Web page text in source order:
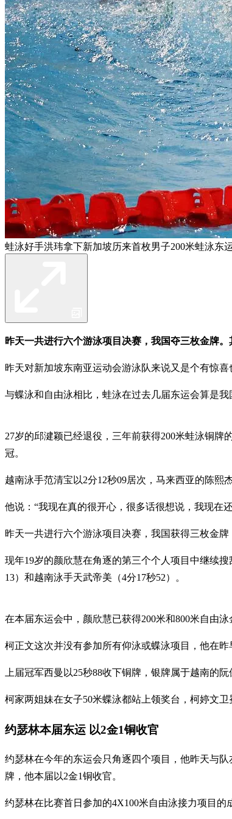
蛙泳好手洪玮拿下新加坡历来首枚男子200米蛙泳东
昨天一共进行六个游泳项目决赛，我国夺三枚金牌
昨天对新加坡东南亚运动会游泳队来说又是个有惊
与蝶泳和自由泳相比，蛙泳在过去几届东运会算是
27岁的邱湕颖已经退役，三年前获得200米蛙泳铜牌
冠。
越南泳手范清宝以2分12秒09居次，马来西亚的陈熙
他说：“我现在真的很开心，很多话很想说，我现在
昨天一共进行六个游泳项目决赛，我国获得三枚金
现年19岁的颜欣慧在角逐的第三个个人项目中继续
13）和越南泳手天武帝美（4分17秒52）。
在本届东运会中，颜欣慧已获得200米和800米自由
柯正文这次并没有参加所有仰泳或蝶泳项目，他在
上届冠军西曼以25秒88收下铜牌，银牌属于越南的
柯家两姐妹在女子50米蝶泳都站上领奖台，柯婷文
约瑟林本届东运 以2金1铜收官
约瑟林在今年的东运会只角逐四个项目，他昨天与
牌，他本届以2金1铜收官。
约瑟林在比赛首日参加的4X100米自由泳接力项目的